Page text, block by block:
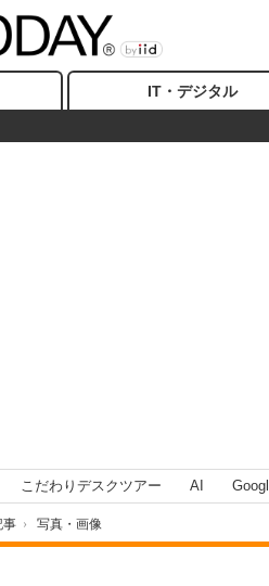
IT・デジタル
こだわりデスクツアー AI
事 › 写真・画像